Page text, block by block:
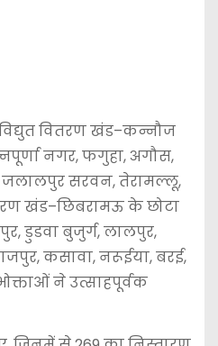
वितरण खंड–कन्नौज
नगर, फगुहा, अगौस,
जलालपुर सरवन, तेरामल्लू,
खंड–छिबरामऊ के छोटा
डुडवा बुजुर्ग, लालपुर,
कसावा, नरूईया, बरई,
ने उत्साहपूर्वक